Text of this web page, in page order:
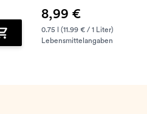
Zum Warenkorb hinzufügen
8,99 €
0.75 l (11.99 € / 1 Liter)
Lebensmittelangaben